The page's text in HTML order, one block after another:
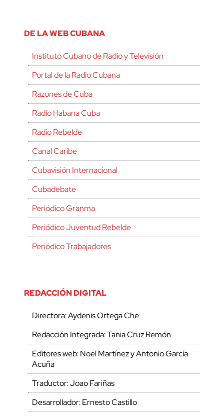
DE LA WEB CUBANA
Instituto Cubano de Radio y Televisión
Portal de la Radio Cubana
Razones de Cuba
Radio Habana Cuba
Radio Rebelde
Canal Caribe
Cubavisión Internacional
Cubadebate
Periódico Granma
Periódico Juventud Rebelde
Periódico Trabajadores
REDACCIÓN DIGITAL
Directora: Aydenis Ortega Che
Redacción Integrada: Tania Cruz Remón
Editores web: Noel Martínez y Antonio García
Acuña
Traductor: Joao Fariñas
Desarrollador: Ernesto Castillo